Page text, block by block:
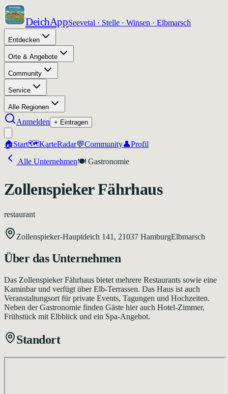
DeichAppSeevetal · Stelle · Winsen · Elbmarsch
Entdecken
Orte & Angebote
Community
Service
Alle Regionen
Anmelden + Eintragen
🏠Start🗺️KarteRadar💬Community👤Profil
Alle Unternehmen🍽️ Gastronomie
Zollenspieker Fährhaus
restaurant
Zollenspieker-Hauptdeich 141, 21037 HamburgElbmarsch
Über das Unternehmen
Das Zollenspieker Fährhaus bietet mehrere Restaurants sowie eine
Kaminbar und verfügt über Elb-Terrassen. Das Haus ist auch
Veranstaltungsort für private Events, Tagungen und Hochzeiten.
Neben der Gastronomie finden Gäste hier auch Hotel-Zimmer,
Frühstück mit Elbblick und ein Spa-Angebot.
Standort